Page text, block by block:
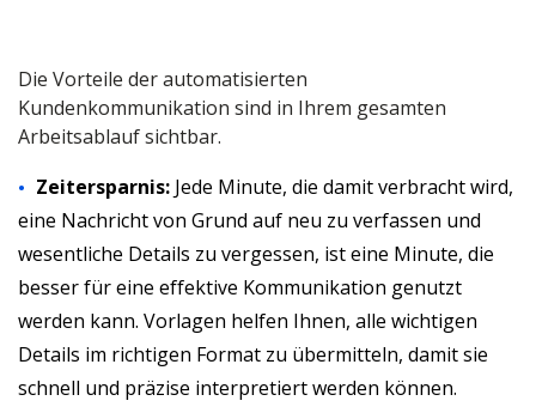
Die Vorteile der automatisierten
Kundenkommunikation sind in Ihrem gesamten
Arbeitsablauf sichtbar.
Zeitersparnis: Jede Minute, die damit verbracht wird,
eine Nachricht von Grund auf neu zu verfassen und
wesentliche Details zu vergessen, ist eine Minute, die
besser für eine effektive Kommunikation genutzt
werden kann. Vorlagen helfen Ihnen, alle wichtigen
Details im richtigen Format zu übermitteln, damit sie
schnell und präzise interpretiert werden können.